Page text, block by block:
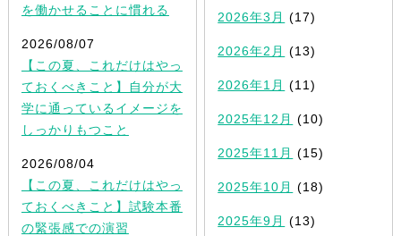
を働かせることに慣れる
2026/08/07
【この夏、これだけはやっ
ておくべきこと】自分が大
学に通っているイメージを
しっかりもつこと
2026/08/04
【この夏、これだけはやっ
ておくべきこと】試験本番
の緊張感での演習
2026年3月 (17)
2026年2月 (13)
2026年1月 (11)
2025年12月 (10)
2025年11月 (15)
2025年10月 (18)
2025年9月 (13)